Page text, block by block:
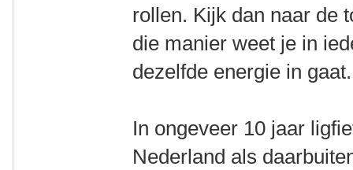
rollen. Kijk dan naar de
die manier weet je in
dezelfde energie in gaat.
In ongeveer 10 jaar
Nederland als